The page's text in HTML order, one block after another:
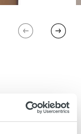
Previous Next
uma fórmula
com
revitaliza a pele,